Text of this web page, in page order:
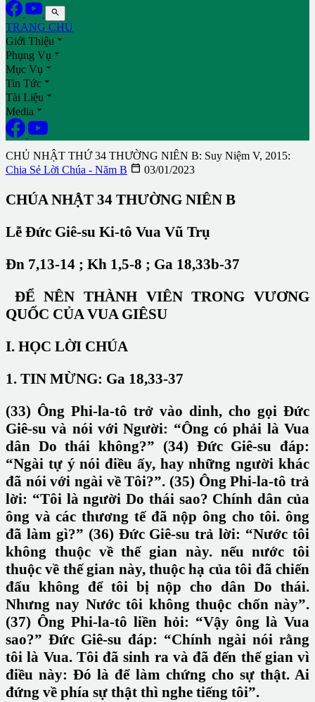

TRANG CHỦ
Giới Thiệu 
Phụng Vụ 
Mục Vụ 
Tin Tức 
Tài Liệu 
Media 
CHỦ NHẬT THỨ 34 THƯỜNG NIÊN B: Suy Niệm V, 2015:
Chia Sẻ Lời Chúa - Năm B  03/01/2023
CHÚA NHẬT 34 THƯỜNG NIÊN B
Lễ Đức Giê-su Ki-tô Vua Vũ Trụ
Đn 7,13-14 ; Kh 1,5-8 ; Ga 18,33b-37
ĐỂ NÊN THÀNH VIÊN TRONG VƯƠNG
QUỐC CỦA VUA GIÊSU
I. HỌC LỜI CHÚA
1. TIN MỪNG: Ga 18,33-37
(33) Ông Phi-la-tô trở vào dinh, cho gọi Đức
Giê-su và nói với Người: “Ông có phải là Vua
dân Do thái không?” (34) Đức Giê-su đáp:
“Ngài tự ý nói điều ấy, hay những người khác
đã nói với ngài về Tôi?”. (35) Ông Phi-la-tô trả
lời: “Tôi là người Do thái sao? Chính dân của
ông và các thương tế đã nộp ông cho tôi. ông
đã làm gì?” (36) Đức Giê-su trả lời: “Nước tôi
không thuộc về thế gian này. nếu nước tôi
thuộc về thế gian này, thuộc hạ của tôi đã chiến
đấu không để tôi bị nộp cho dân Do thái.
Nhưng nay Nước tôi không thuộc chốn này”.
(37) Ông Phi-la-tô liền hỏi: “Vậy ông là Vua
sao?” Đức Giê-su đáp: “Chính ngài nói rằng
tôi là Vua. Tôi đã sinh ra và đã đến thế gian vì
điều này: Đó là để làm chứng cho sự thật. Ai
đứng về phía sự thật thì nghe tiếng tôi”.